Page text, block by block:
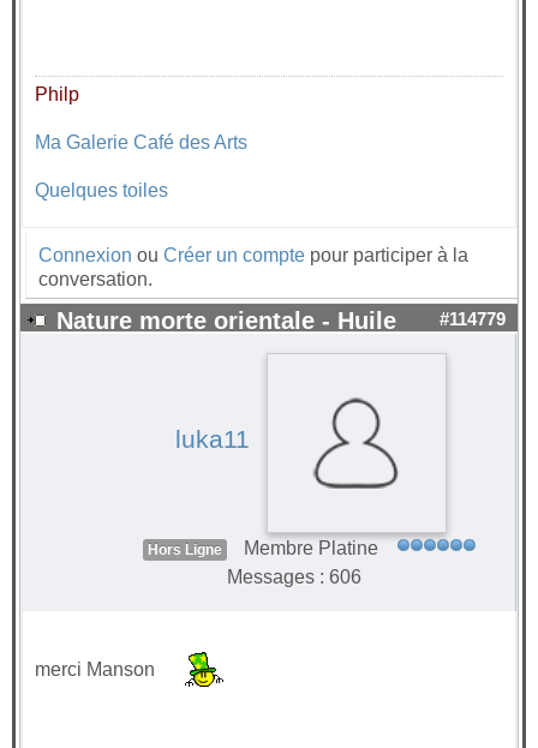
Philp
Ma Galerie Café des Arts
Quelques toiles
Connexion ou Créer un compte pour participer à la
conversation.
Nature morte orientale - Huile #114779
luka11
Hors Ligne
Membre Platine
Messages : 606
merci Manson